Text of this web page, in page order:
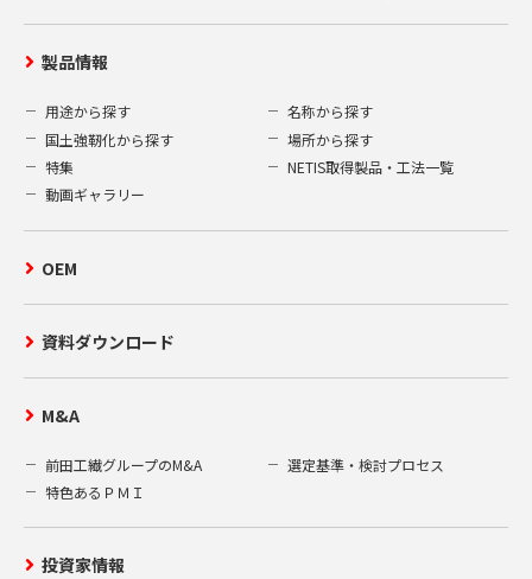
製品情報
用途から探す
名称から探す
国土強靭化から探す
場所から探す
特集
NETIS取得製品・工法一覧
動画ギャラリー
OEM
資料ダウンロード
M&A
前田工繊グループのM&A
選定基準・検討プロセス
特色あるＰＭＩ
投資家情報